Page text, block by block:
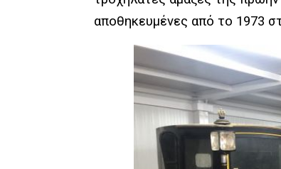
αποθηκευμένες από το 1973